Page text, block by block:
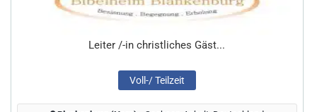
Leiter /-in christliches Gäst...
Voll-/ Teilzeit